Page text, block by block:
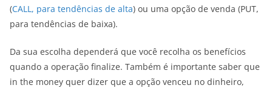
(CALL, para tendências de alta) ou uma opção de venda (PUT,
para tendências de baixa).
Da sua escolha dependerá que você recolha os benefícios
quando a operação finalize. Também é importante saber que
in the money quer dizer que a opção venceu no dinheiro,